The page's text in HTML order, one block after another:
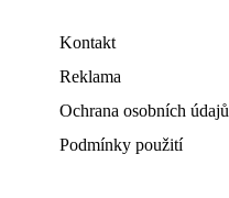
Kontakt
Reklama
Ochrana osobních údajů
Podmínky použití